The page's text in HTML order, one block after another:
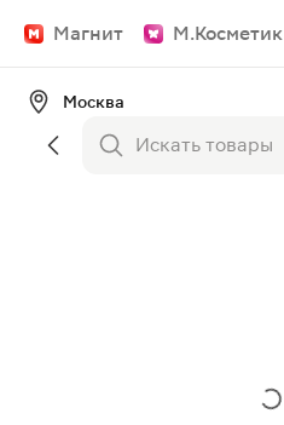
Магнит М.Косметик
Москва